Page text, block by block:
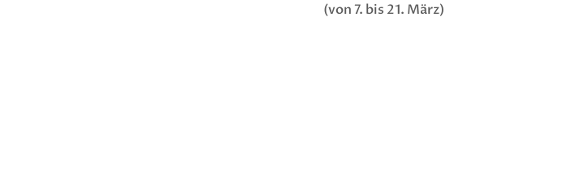
(von 7. bis 21. März)